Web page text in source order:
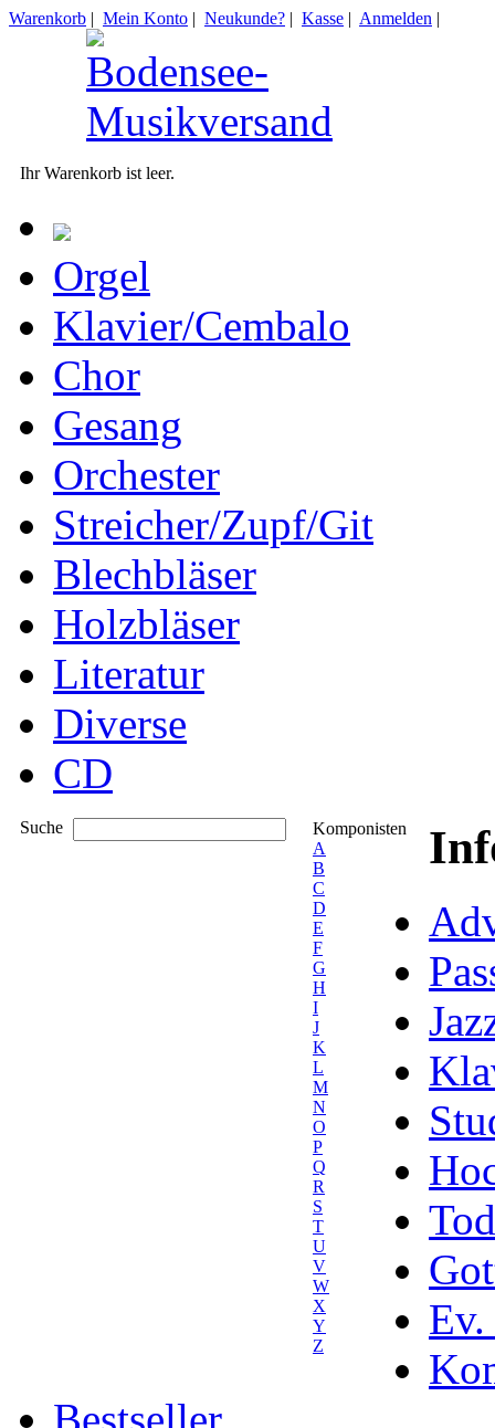
Warenkorb | Mein Konto | Neukunde? | Kasse | Anmelden |
Ihr Warenkorb ist leer.
Orgel
Klavier/Cembalo
Chor
Gesang
Orchester
Streicher/Zupf/Git
Blechbläser
Holzbläser
Literatur
Diverse
CD
Suche
Komponisten
A
B
C
D
E
F
G
H
I
J
K
L
M
N
O
P
Q
R
S
T
U
V
W
X
Y
Z
Ev.
Bestseller